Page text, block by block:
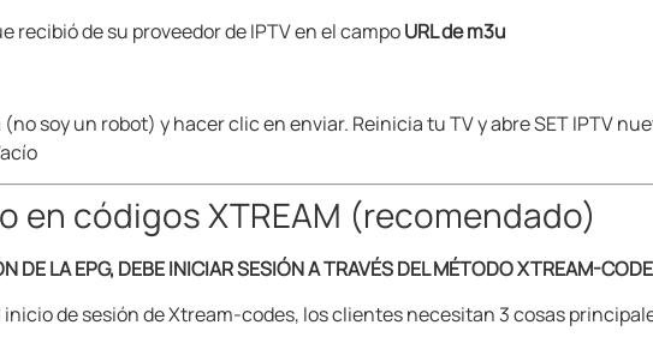
recibió de su proveedor de IPTV en el campoURL de m3u
soy un robot) y hacer clic en enviar. Reinicia tu TV y abre SET IPTV
en códigos XTREAM (recomendado)
DE LA EPG, DEBE INICIAR SESIÓN A TRAVÉS DEL MÉTODO XTREAM-
de sesión de Xtream-codes, los clientes necesitan 3 cosas